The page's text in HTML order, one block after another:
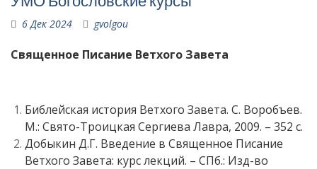
6 Дек 2024 gvolgou
Священное Писание Ветхого Завета
Библейская история Ветхого Завета. С. Воробъев.
М.: Свято-Троицкая Сергиева Лавра, 2009. – 352 с.
Добыкин Д.Г. Введение в Священное Писание
Ветхого Завета: курс лекций. – СПб.: Изд-во